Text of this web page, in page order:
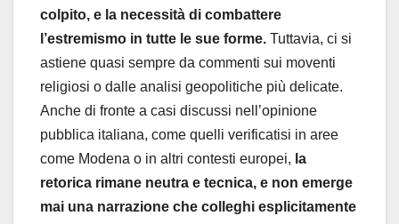
colpito, e la necessità di combattere
l’estremismo in tutte le sue forme. Tuttavia, ci si
astiene quasi sempre da commenti sui moventi
religiosi o dalle analisi geopolitiche più delicate.
Anche di fronte a casi discussi nell’opinione
pubblica italiana, come quelli verificatisi in aree
come Modena o in altri contesti europei, la
retorica rimane neutra e tecnica, e non emerge
mai una narrazione che colleghi esplicitamente